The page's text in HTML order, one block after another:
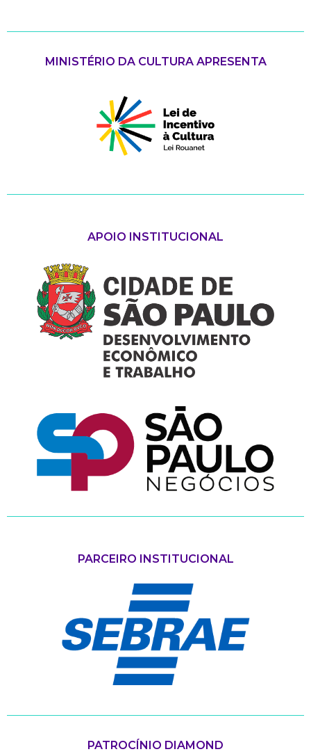
MINISTÉRIO DA CULTURA APRESENTA
APOIO INSTITUCIONAL
PARCEIRO INSTITUCIONAL
PATROCÍNIO DIAMOND